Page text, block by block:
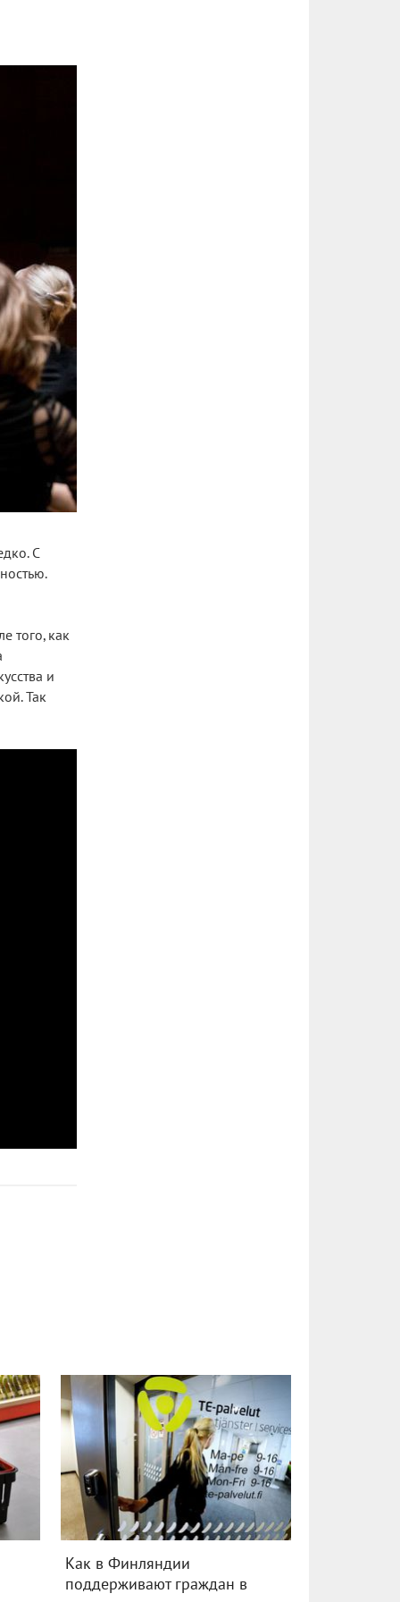
С
того, как
и
Так
Как в Финляндии
поддерживают граждан в